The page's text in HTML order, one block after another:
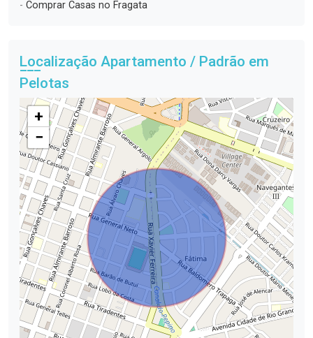
- Comprar Casas no Fragata
Localização Apartamento / Padrão em
Pelotas
+
−